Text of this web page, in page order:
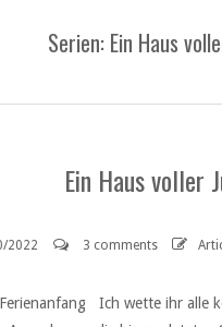
Serien: Ein Haus
Ein Haus voller
2022 3 comments
Ich wette ihr